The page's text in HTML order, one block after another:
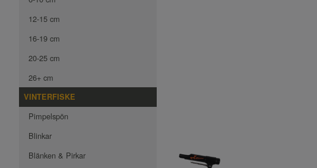
12-15 cm
16-19 cm
20-25 cm
26+ cm
VINTERFISKE
Pimpelspön
Blinkar
Blänken & Pirkar